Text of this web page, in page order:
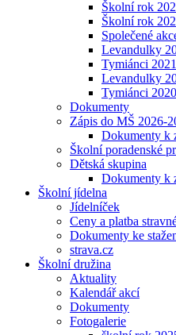
Školní rok
Školní rok
Společené
Levandulky
Tymiánci
Levandulky
Tymiánci
Dokumenty
Zápis do MŠ 2026-
Dokumenty k
Školní poradenské
Dětská skupina
Dokumenty k
Školní jídelna
Jídelníček
Ceny a platba
Dokumenty ke
strava.cz
Školní družina
Aktuality
Kalendář akcí
Dokumenty
Fotogalerie